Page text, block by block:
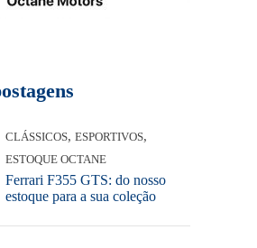
CLÁSSICOS, ESPORTIVOS,
ESTOQUE OCTANE
Ferrari F355 GTS: do nosso
estoque para a sua coleção